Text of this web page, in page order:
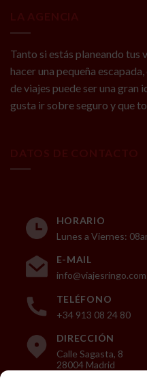
Tanto si estás planeando tus
hacer una pequeña
de viajes puede ser una gran
gusta ir sobre seguro y que
HORARIO
Lunes a Viernes:
E-MAIL
info@viajesringo.com
TELÉFONO
+34 913 08 24 80
DIRECCIÓN
Calle Sagasta, 8
28004 Madrid